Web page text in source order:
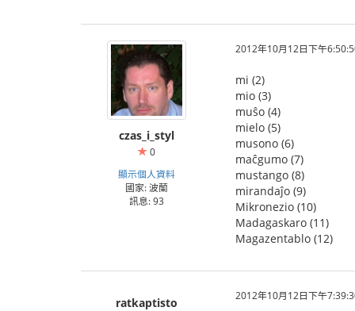
czas_i_styl
0
顯示個人資料
國家: 波蘭
訊息: 93
2012年10月12日下午
mi (2)
mio (3)
muŝo (4)
mielo (5)
musono (6)
maĉgumo (7)
mustango (8)
mirandaĵo (9)
Mikronezio (10)
Madagaskaro (11)
Magazentablo (12)
ratkaptisto 2012年10月12日下午